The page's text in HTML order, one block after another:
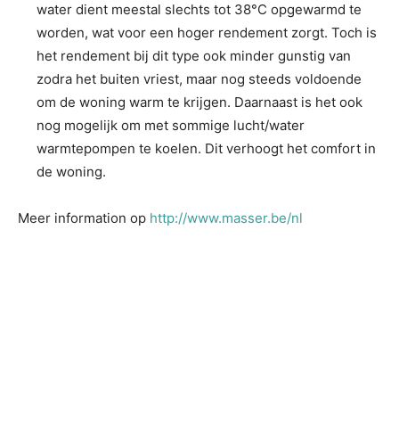
water dient meestal slechts tot 38°C opgewarmd te
worden, wat voor een hoger rendement zorgt. Toch is
het rendement bij dit type ook minder gunstig van
zodra het buiten vriest, maar nog steeds voldoende
om de woning warm te krijgen. Daarnaast is het ook
nog mogelijk om met sommige lucht/water
warmtepompen te koelen. Dit verhoogt het comfort in
de woning.
Meer information op http://www.masser.be/nl